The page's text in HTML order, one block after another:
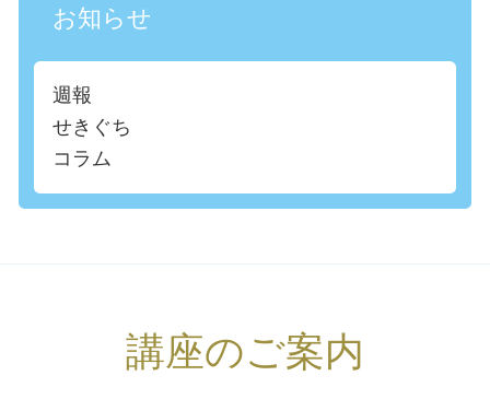
お知らせ
週報
せきぐち
コラム
講座のご案内